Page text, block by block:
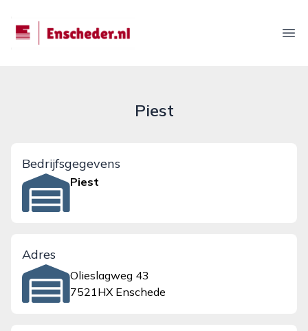
enscheder.nl
Piest
Bedrijfsgegevens
Piest
Adres
Olieslagweg 43
7521HX Enschede